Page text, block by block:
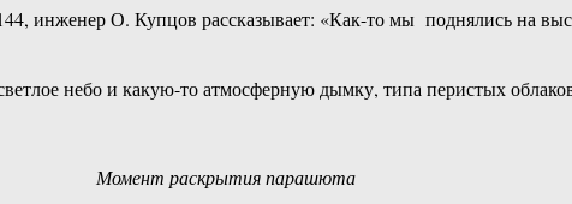
инженер О. Купцов рассказывает: «Как-то мы поднялись на
небо и какую-то атмосферную дымку, типа перистых
Момент раскрытия парашюта